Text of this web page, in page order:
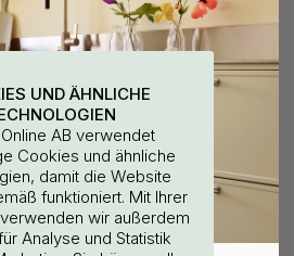
13.94 € 16.40 €
Auf Lager
15
UND ÄHNLICHE
AB verwendet
Cookies und ähnliche
damit die Website
funktioniert. Mit Ihrer
wir außerdem
Analyse und Statistik
VISIT?